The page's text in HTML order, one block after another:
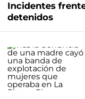
Incidentes
detenidos